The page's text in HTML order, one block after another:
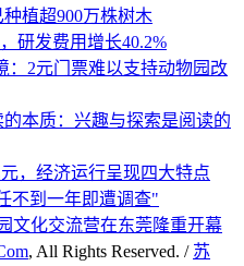
植超900万株树木
研发费用增长40.2%
：2元门票难以支持动物园改
本质：兴趣与探索是阅读的
，经济运行呈现四大特点
不到一年即遭调查"
文化交流营在东莞隆重开幕
, All Rights Reserved. / 苏